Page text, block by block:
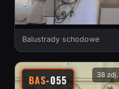
Balustrady schodowe
BAS-055 38 zdj.